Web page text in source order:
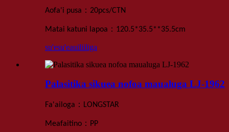
Aofa'i pusa ： 20pcs/CTN
Matai katuni lapoa ： 120.5*35.5**35.5cm
su'esu'eauiliiliga
Palasitika sikuea nofoa maualuga LJ-1962
Fa'ailoga ： LONGSTAR
Meafaitino ： PP